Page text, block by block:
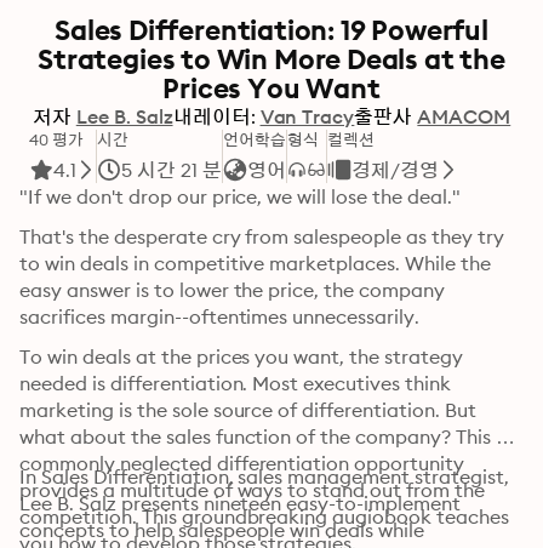
Sales Differentiation: 19 Powerful
Strategies to Win More Deals at the
Prices You Want
저자 Lee B. Salz내레이터: Van Tracy출판사 AMACOM
40 평가
4.1
시간
5 시간 21 분
언어학습
영어
형식 컬렉션
경제/경영
That's the desperate cry from salespeople as they try
to win deals in competitive marketplaces. While the
easy answer is to lower the price, the company
sacrifices margin--oftentimes unnecessarily.
To win deals at the prices you want, the strategy
needed is differentiation. Most executives think
marketing is the sole source of differentiation. But
what about the sales function of the company? This
commonly neglected differentiation opportunity
provides a multitude of ways to stand out from the
competition. This groundbreaking augiobook teaches
you how to develop those strategies.
In Sales Differentiation, sales management strategist,
Lee B. Salz presents nineteen easy-to-implement
concepts to help salespeople win deals while